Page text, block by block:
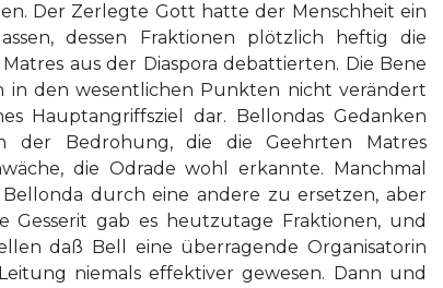
Der Zerlegte Gott hatte der Menschheit ein
dessen Fraktionen plötzlich heftig die
aus der Diaspora debattierten. Die Bene
in den wesentlichen Punkten nicht verändert
Hauptangriffsziel dar. Bellondas Gedanken
der Bedrohung, die die Geehrten Matres
die Odrade wohl erkannte. Manchmal
durch eine andere zu ersetzen, aber
Gesserit gab es heutzutage Fraktionen, und
daß Bell eine überragende Organisatorin
niemals effektiver gewesen. Dann und